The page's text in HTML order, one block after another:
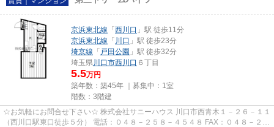
京浜東北線 「 西川口 」駅 徒歩11分
京浜東北線 「 川口 」駅 徒歩23分
埼京線 「 戸田公園 」駅 徒歩32分
埼玉県川口市西川口 ６丁目
5.5万円
築年数：築45年 ｜募集中： 1室
階数：3階建
☆お気軽にお問合せ下さい☆ 株式会社サニーハウス 川口市西青木１－２６－１１
（西川口駅東口徒歩５分） 電話：０４８－２５８－４５４８ FAX：０４８－２５